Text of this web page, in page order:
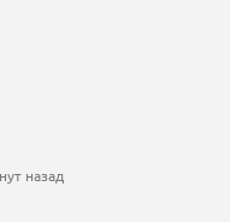
назад